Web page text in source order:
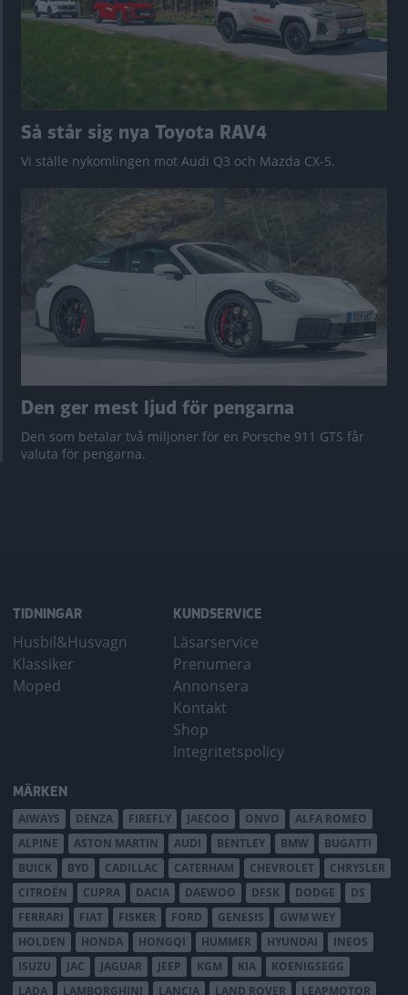
Så står sig nya Toyota RAV4
Vi ställe nykomlingen mot Audi Q3 och Mazda CX-5.
Den ger mest ljud för pengarna
Den som betalar två miljoner för en Porsche 911 GTS får
valuta för pengarna.
TIDNINGAR
Husbil&Husvagn
Klassiker
Moped
KUNDSERVICE
Läsarservice
Prenumera
Annonsera
Kontakt
Shop
Integritetspolicy
MÄRKEN
AIWAYS DENZA FIREFLY JAECOO ONVO
ALFA ROMEO
ALPINE
ASTON MARTIN AUDI BENTLEY BMW
BUGATTI
BUICK
BYD CADILLAC CATERHAM CHEVROLET
CHRYSLER
CITROËN
CUPRA DACIA DAEWOO DFSK DODGE
DS
FERRARI
FIAT FISKER FORD GENESIS
GWM WEY
HOLDEN
HONDA HONGQI HUMMER HYUNDAI
INEOS
ISUZU
JAC JAGUAR JEEP KGM KIA
KOENIGSEGG
LADA
LAMBORGHINI LANCIA LAND ROVER LEAPMOTOR